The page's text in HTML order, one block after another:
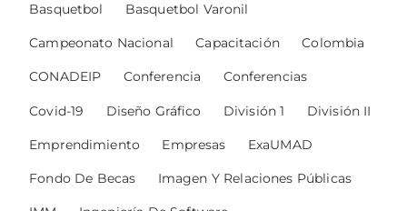
Basquetbol Basquetbol Varonil
Campeonato Nacional Capacitación Colombia
CONADEIP Conferencia Conferencias
Covid-19 Diseño Gráfico División 1 División II
Emprendimiento Empresas ExaUMAD
Fondo De Becas Imagen Y Relaciones Públicas